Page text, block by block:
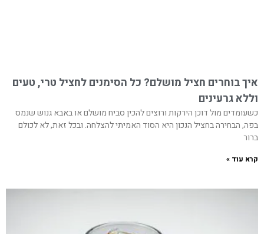
איך בוחרים חציל מושלם? כל הסימנים לחציל טרי, טעים
וללא גרעינים
כשעומדים מול דוכן הירקות ורוצים להכין סביח מושלם או באבא גנוש שנמס
בפה, הבחירה בחציל הנכון היא הסוד האמיתי להצלחה. ובכל זאת, לא לכולם
ברור
קרא עוד »